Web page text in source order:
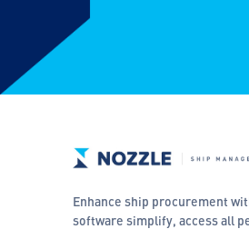
Enhance ship procurement
software simplify, access all